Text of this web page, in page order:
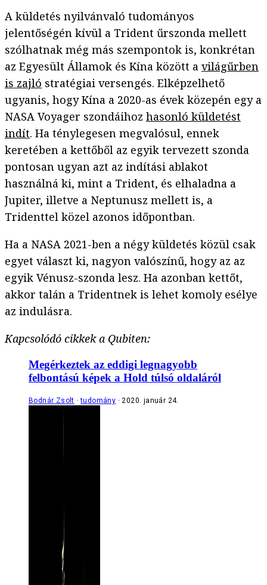
A küldetés nyilvánvaló tudományos
jelentőségén kívül a Trident űrszonda mellett
szólhatnak még más szempontok is, konkrétan
az Egyesült Államok és Kína között a világűrben
is zajló stratégiai versengés. Elképzelhető
ugyanis, hogy Kína a 2020-as évek közepén egy a
NASA Voyager szondáihoz hasonló küldetést
indít. Ha ténylegesen megvalósul, ennek
keretében a kettőből az egyik tervezett szonda
pontosan ugyan azt az indítási ablakot
használná ki, mint a Trident, és elhaladna a
Jupiter, illetve a Neptunusz mellett is, a
Tridenttel közel azonos időpontban.
Ha a NASA 2021-ben a négy küldetés közül csak
egyet választ ki, nagyon valószínű, hogy az az
egyik Vénusz-szonda lesz. Ha azonban kettőt,
akkor talán a Tridentnek is lehet komoly esélye
az indulásra.
Kapcsolódó cikkek a Qubiten:
Megérkeztek az eddigi legnagyobb
felbontású képek a Hold túlsó oldaláról
Bodnár Zsolt tudomány 2020. január 24.